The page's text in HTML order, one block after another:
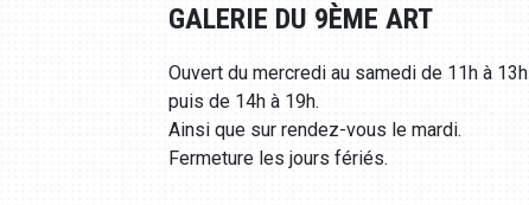
GALERIE DU 9ÈME ART
Ouvert du mercredi au samedi de 11h à 13h
puis de 14h à 19h.
Ainsi que sur rendez-vous le mardi.
Fermeture les jours fériés.